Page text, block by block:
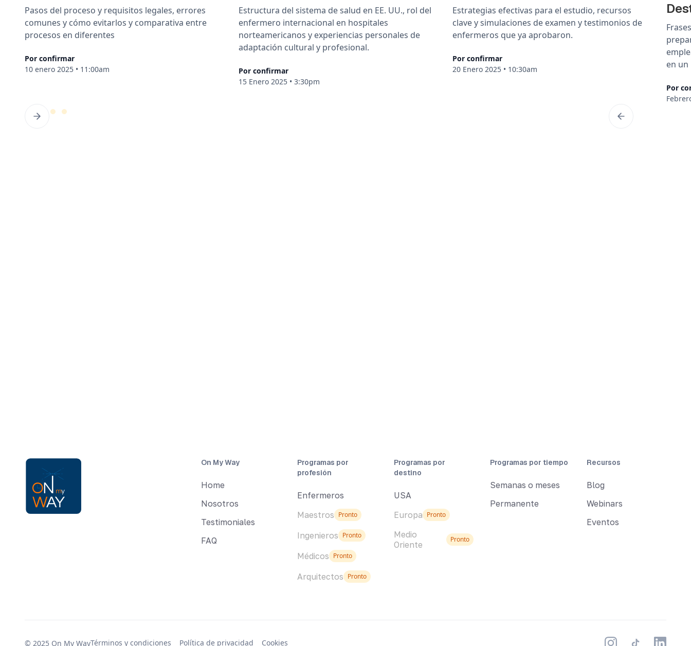
Pasos del proceso y requisitos legales, errores
comunes y cómo evitarlos y comparativa entre
procesos en diferentes
Por confirmar
10 enero 2025 • 11:00am
Estructura del sistema de salud en EE. UU., rol del
enfermero internacional en hospitales
norteamericanos y experiencias personales de
adaptación cultural y profesional.
Por confirmar
15 Enero 2025 • 3:30pm
Estrategias efectivas para el estudio, recursos
clave y simulaciones de examen y testimonios de
enfermeros que ya aprobaron.
Por confirmar
20 Enero 2025 • 10:30am
en
Por
On My Way
Home
Nosotros
Testimoniales
FAQ
Programas por
profesión
Enfermeros
Maestros Pronto
Ingenieros Pronto
Médicos Pronto
Arquitectos Pronto
Programas por
destino
USA
Europa Pronto
Medio
Oriente
Pronto
Programas por tiempo
Semanas o meses
Permanente
Recursos
Blog
Webinars
Eventos
© 2025 On My WayTérminos y condiciones Política de privacidad Cookies